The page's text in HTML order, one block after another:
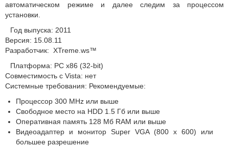
автоматическом режиме и далее следим за процессом
установки.
Год выпуска: 2011
Версия: 15.08.11
Разработчик: XTreme.ws™
Платформа: PC x86 (32-bit)
Совместимость с Vista: нет
Системные требования: Рекомендуемые:
Процессор 300 MHz или выше
Свободное место на HDD 1.5 Гб или выше
Оперативная память 128 Мб RAM или выше
Видеоадаптер и монитор Super VGA (800 x 600) или
большее разрешение